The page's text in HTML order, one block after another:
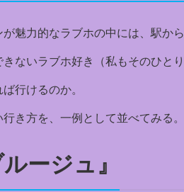
魅力的なラブホの中には、駅か
ないラブホ好き（私もそのひと
行けるのか。
き方を、一例として並べてみる。
ルージュ』